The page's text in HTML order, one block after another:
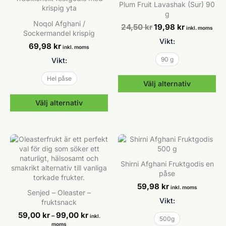
flera
De
olika
alternativen
kan
på
produktsidan
varianter.
De
olika
alternativen
väljas
på
produktsidan
Noqol Afghani /
Sockermandel krispig
69,98 kr inkl. moms
Vikt:
Hel påse
Välj alternativ
produkten
har
flera
varianter.
De
olika
alternativen
kan
väljas
Plum Fruit Lavashak (Sur) 90
g
24,50kr Det
ursprungliga
priset
24,50 kr.
19,98 krDet
inkl. moms
Vikt:
90 g
Välj alternativ
flera
varianter.
olika
alternativen
kan
väljas
produktsidan
Senjed – Oleaster –
fruktsnack
59,00 kr – 99,00 krPrisintervall:
inkl.
moms
Shirni Afghani Fruktgodis en
påse
59,98 kr inkl. moms
Vikt:
500g